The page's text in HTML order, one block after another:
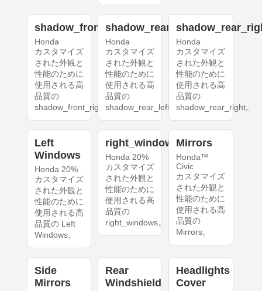
shadow_front_right
Honda
カスタマイズ
された外観と
性能のために
使用される高
品質の
shadow_front_right。
shadow_rear_left
Honda
カスタマイズ
された外観と
性能のために
使用される高
品質の
shadow_rear_left。
Honda
カスタマイズ
された外観と
性能のために
使用される高
品質の
shadow_rear_right。
Left
Windows
Honda 20%
カスタマイズ
された外観と
性能のために
使用される高
品質の Left
Windows。
right_windows
Honda 20%
カスタマイズ
された外観と
性能のために
使用される高
品質の
right_windows。
Mirrors
Honda™
Civic
カスタマイズ
された外観と
性能のために
使用される高
品質の
Mirrors。
Side
Mirrors
Rear
Windshield
Headlights
Cover